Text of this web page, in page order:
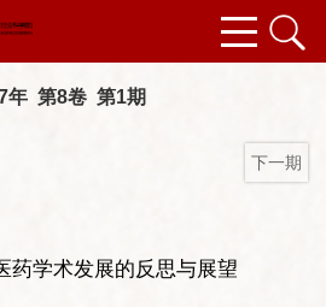
年 第8卷 第1期
下一期
药学术发展的反思与展望